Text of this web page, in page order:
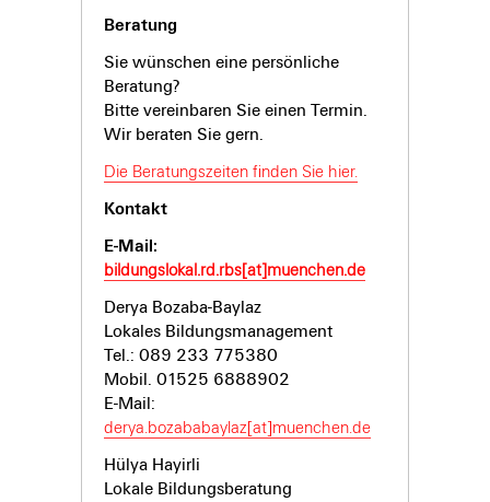
Beratung
Sie wünschen eine persönliche
Beratung?
Bitte vereinbaren Sie einen Termin.
Wir beraten Sie gern.
Die Beratungszeiten finden Sie hier.
Kontakt
E-Mail:
bildungslokal.rd.rbs[at]muenchen.de
Derya Bozaba-Baylaz
Lokales Bildungsmanagement
Tel.: 089 233 775380
Mobil. 01525 6888902
E-Mail:
derya.bozababaylaz[at]muenchen.de
Hülya Hayirli
Lokale Bildungsberatung